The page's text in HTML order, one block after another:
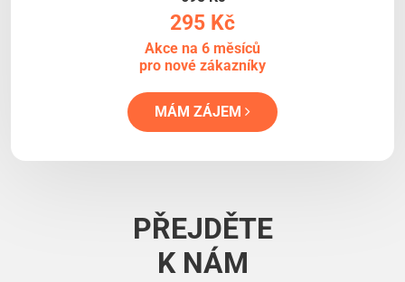
295 Kč
Akce na 6 měsíců
pro nové zákazníky
MÁM ZÁJEM
PŘEJDĚTE
K NÁM